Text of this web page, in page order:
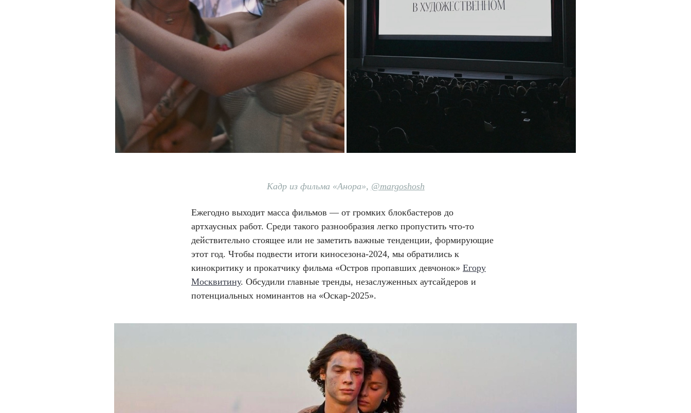
Кадр из фильма «Анора», @margoshosh
Ежегодно выходит масса фильмов — от громких блокбастеров до
артхаусных работ. Среди такого разнообразия легко пропустить что-то
действительно стоящее или не заметить важные тенденции, формирующие
этот год. Чтобы подвести итоги киносезона-2024, мы обратились к
кинокритику и прокатчику фильма «Остров пропавших девчонок» Егору
Москвитину. Обсудили главные тренды, незаслуженных аутсайдеров и
потенциальных номинантов на «Оскар-2025».